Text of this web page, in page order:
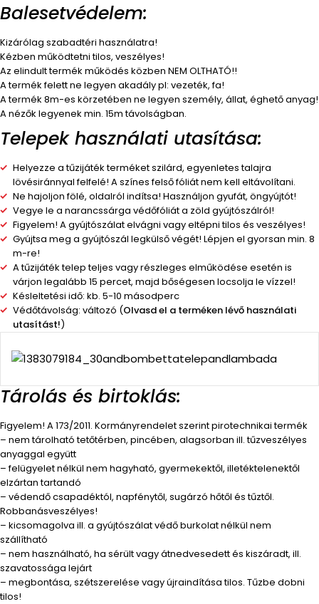
Balesetvédelem:
Kizárólag szabadtéri használatra!
Kézben működtetni tilos, veszélyes!
Az elindult termék működés közben NEM OLTHATÓ!!
A termék felett ne legyen akadály pl: vezeték, fa!
A termék 8m-es körzetében ne legyen személy, állat, éghető anyag!
A nézők legyenek min. 15m távolságban.
Telepek használati utasítása:
Helyezze a tűzijáték terméket szilárd, egyenletes talajra
lövésiránnyal felfelé! A színes felső fóliát nem kell eltávolítani.
Ne hajoljon fölé, oldalról indítsa! Használjon gyufát, öngyújtót!
Vegye le a narancssárga védőfóliát a zöld gyújtószálról!
Figyelem! A gyújtószálat elvágni vagy eltépni tilos és veszélyes!
Gyújtsa meg a gyújtószál legkülső végét! Lépjen el gyorsan min. 8
m-re!
A tűzijáték telep teljes vagy részleges elműködése esetén is
várjon legalább 15 percet, majd bőségesen locsolja le vízzel!
Késleltetési idő: kb. 5-10 másodperc
Védőtávolság: változó (Olvasd el a terméken lévő használati
utasítást!)
Tárolás és birtoklás:
Figyelem! A 173/2011. Kormányrendelet szerint pirotechnikai termék
– nem tárolható tetőtérben, pincében, alagsorban ill. tűzveszélyes
anyaggal együtt
– felügyelet nélkül nem hagyható, gyermekektől, illetéktelenektől
elzártan tartandó
– védendő csapadéktól, napfénytől, sugárzó hőtől és tűztől.
Robbanásveszélyes!
– kicsomagolva ill. a gyújtószálat védő burkolat nélkül nem
szállítható
– nem használható, ha sérült vagy átnedvesedett és kiszáradt, ill.
szavatossága lejárt
– megbontása, szétszerelése vagy újraindítása tilos. Tűzbe dobni
tilos!